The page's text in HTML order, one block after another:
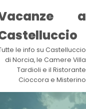
a
le info su Castelluccio
di Norcia, le Camere Villa
Tardioli e il Ristorante
Cioccora e Misterino